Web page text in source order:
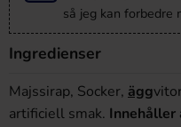
så jeg kan forbedre
Ingredienser
Majssirap, Socker, ägg
artificiell smak. Innehåller